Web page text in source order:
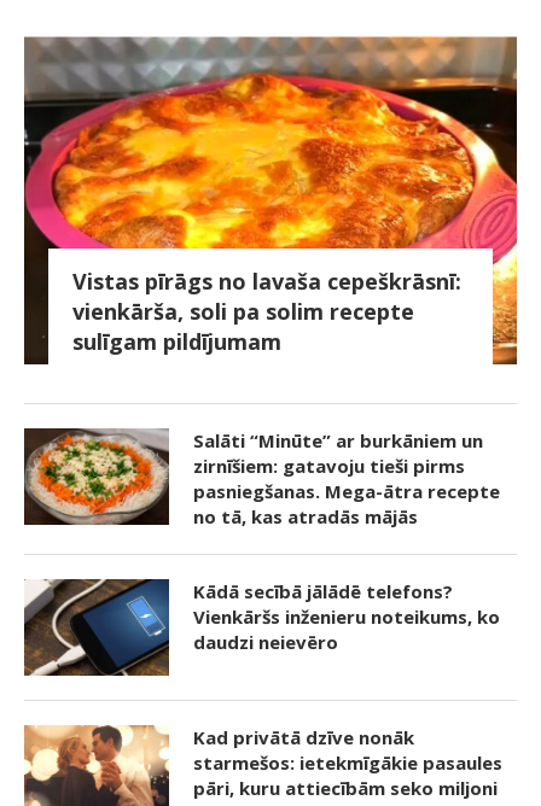
Vistas pīrāgs no lavaša cepeškrāsnī:
vienkārša, soli pa solim recepte
sulīgam pildījumam
Salāti “Minūte” ar burkāniem un
zirnīšiem: gatavoju tieši pirms
pasniegšanas. Mega-ātra recepte
no tā, kas atradās mājās
Kādā secībā jālādē telefons?
Vienkāršs inženieru noteikums, ko
daudzi neievēro
Kad privātā dzīve nonāk
starmešos: ietekmīgākie pasaules
pāri, kuru attiecībām seko miljoni